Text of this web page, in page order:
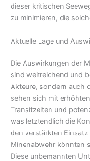
dieser kritischen
zu minimieren, die
Aktuelle Lage und
Die Auswirkungen der
sind weitreichend und
Akteure, sondern auch
sehen sich mit
Transitzeiten und
was letztendlich die
den verstärkten
Minenabwehr könnten
Diese unbemannten